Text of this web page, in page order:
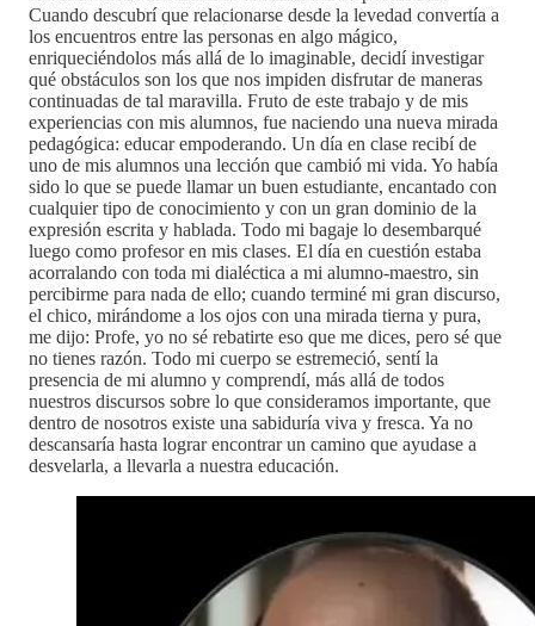
Cuando descubrí que relacionarse desde la levedad convertía a
los encuentros entre las personas en algo mágico,
enriqueciéndolos más allá de lo imaginable, decidí investigar
qué obstáculos son los que nos impiden disfrutar de maneras
continuadas de tal maravilla. Fruto de este trabajo y de mis
experiencias con mis alumnos, fue naciendo una nueva mirada
pedagógica: educar empoderando. Un día en clase recibí de
uno de mis alumnos una lección que cambió mi vida. Yo había
sido lo que se puede llamar un buen estudiante, encantado con
cualquier tipo de conocimiento y con un gran dominio de la
expresión escrita y hablada. Todo mi bagaje lo desembarqué
luego como profesor en mis clases. El día en cuestión estaba
acorralando con toda mi dialéctica a mi alumno-maestro, sin
percibirme para nada de ello; cuando terminé mi gran discurso,
el chico, mirándome a los ojos con una mirada tierna y pura,
me dijo: Profe, yo no sé rebatirte eso que me dices, pero sé que
no tienes razón. Todo mi cuerpo se estremeció, sentí la
presencia de mi alumno y comprendí, más allá de todos
nuestros discursos sobre lo que consideramos importante, que
dentro de nosotros existe una sabiduría viva y fresca. Ya no
descansaría hasta lograr encontrar un camino que ayudase a
desvelarla, a llevarla a nuestra educación.